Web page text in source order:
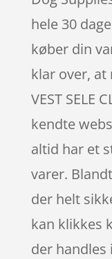
hele 30
køber din
klar over, at
VEST SELE
kendte
altid har et
varer.
der helt
kan klikkes
der handles